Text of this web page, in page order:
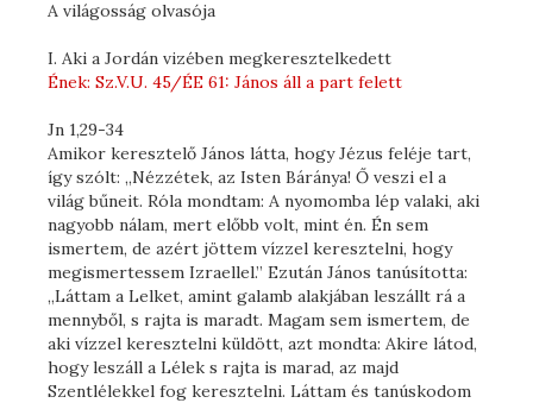
A világosság olvasója
I. Aki a Jordán vizében megkeresztelkedett
Ének: Sz.V.U. 45/ÉE 61: János áll a part felett
Jn 1,29-34
Amikor keresztelő János látta, hogy Jézus feléje tart,
így szólt: „Nézzétek, az Isten Báránya! Ő veszi el a
világ bűneit. Róla mondtam: A nyomomba lép valaki, aki
nagyobb nálam, mert előbb volt, mint én. Én sem
ismertem, de azért jöttem vízzel keresztelni, hogy
megismertessem Izraellel.” Ezután János tanúsította:
„Láttam a Lelket, amint galamb alakjában leszállt rá a
mennyből, s rajta is maradt. Magam sem ismertem, de
aki vízzel keresztelni küldött, azt mondta: Akire látod,
hogy leszáll a Lélek s rajta is marad, az majd
Szentlélekkel fog keresztelni. Láttam és tanúskodom